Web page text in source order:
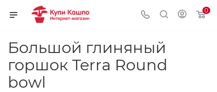
0
Большой глиняный
горшок Terra Round
bowl